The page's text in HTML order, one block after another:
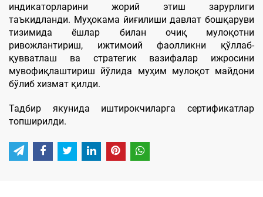
индикаторларини жорий этиш зарурлиги
таъкидланди. Муҳокама йиғилиши давлат бошқаруви
тизимида ёшлар билан очиқ мулоқотни
ривожлантириш, ижтимоий фаолликни қўллаб-
қувватлаш ва стратегик вазифалар ижросини
мувофиқлаштириш йўлида муҳим мулоқот майдони
бўлиб хизмат қилди.
Тадбир якунида иштирокчиларга сертификатлар
топширилди.